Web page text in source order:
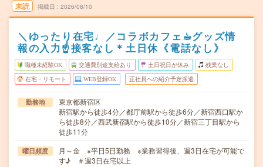
未読 掲載日 2026/08/10
＼ゆったり在宅♩／コラボカフェ☕︎グッズ情
報の入力☝接客なし＊土日休《電話なし》
職種未経験OK 交通費別途支給あり 土日祝日が休み 残業なし
在宅・リモート WEB登録OK 正社員への紹介予定派遣
勤務地
東京都新宿区
新宿駅から徒歩4分／都庁前駅から徒歩6分／新宿西口駅か
ら徒歩8分／西武新宿駅から徒歩10分／新宿三丁目駅から
徒歩11分
曜日頻度
月～金 ※平日5日勤務 ※業務習得後、週3日在宅が可能で
す♪ ＃週3日在宅以上